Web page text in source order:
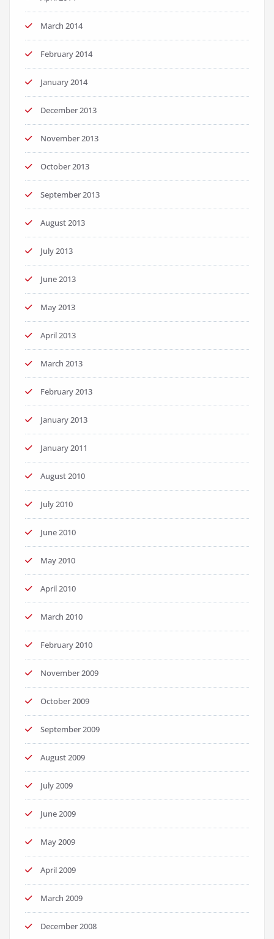
March 2014
February 2014
January 2014
December 2013
November 2013
October 2013
September 2013
August 2013
July 2013
June 2013
May 2013
April 2013
March 2013
February 2013
January 2013
January 2011
August 2010
July 2010
June 2010
May 2010
April 2010
March 2010
February 2010
November 2009
October 2009
September 2009
August 2009
July 2009
June 2009
May 2009
April 2009
March 2009
December 2008